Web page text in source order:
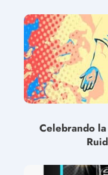
Celebrando